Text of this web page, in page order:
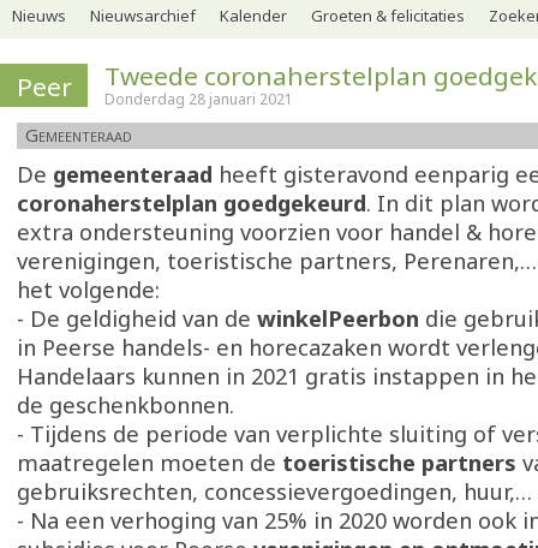
Nieuws Nieuwsarchief Kalender Groeten & felicitaties
Peer Tweede coronaherstelplan
Donderdag 28 januari 2021
Gemeenteraad
De gemeenteraad heeft gisteravond eenparig
coronaherstelplan goedgekeurd. In dit plan
extra ondersteuning voorzien voor handel &
verenigingen, toeristische partners,
het volgende:
- De geldigheid van de winkelPeerbon die
in Peerse handels- en horecazaken wordt
Handelaars kunnen in 2021 gratis instappen in
de geschenkbonnen.
- Tijdens de periode van verplichte sluiting of
maatregelen moeten de toeristische partners
gebruiksrechten, concessievergoedingen,
- Na een verhoging van 25% in 2020 worden ook